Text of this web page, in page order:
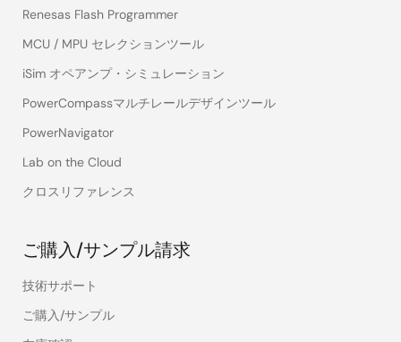
Renesas Flash Programmer
MCU / MPU セレクションツール
iSim オペアンプ・シミュレーション
PowerCompassマルチレールデザインツール
PowerNavigator
Lab on the Cloud
クロスリファレンス
ご購入/サンプル請求
技術サポート
ご購入/サンプル